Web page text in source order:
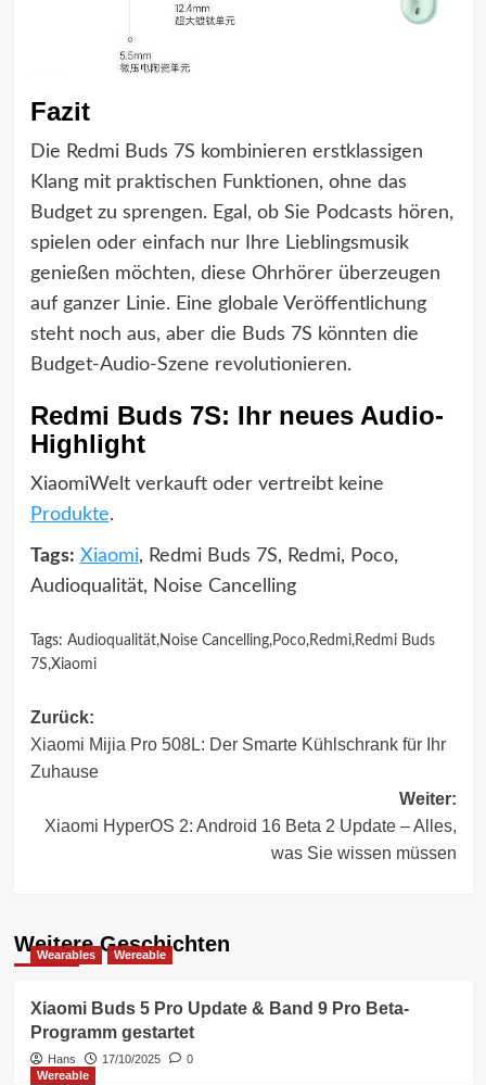
Fazit
Die Redmi Buds 7S kombinieren erstklassigen
Klang mit praktischen Funktionen, ohne das
Budget zu sprengen. Egal, ob Sie Podcasts hören,
spielen oder einfach nur Ihre Lieblingsmusik
genießen möchten, diese Ohrhörer überzeugen
auf ganzer Linie. Eine globale Veröffentlichung
steht noch aus, aber die Buds 7S könnten die
Budget-Audio-Szene revolutionieren.
Redmi Buds 7S: Ihr neues Audio-
Highlight
XiaomiWelt verkauft oder vertreibt keine
Produkte.
Tags: Xiaomi, Redmi Buds 7S, Redmi, Poco,
Audioqualität, Noise Cancelling
Tags: Audioqualität,Noise Cancelling,Poco,Redmi,Redmi Buds
7S,Xiaomi
Beitragsnavigation
Zurück:
Xiaomi Mijia Pro 508L: Der Smarte Kühlschrank für Ihr
Zuhause
Weiter:
Xiaomi HyperOS 2: Android 16 Beta 2 Update – Alles,
was Sie wissen müssen
Weitere Geschichten
Wearables Wereable
Xiaomi Buds 5 Pro Update & Band 9 Pro Beta-
Programm gestartet
Hans 17/10/2025
0
Wereable